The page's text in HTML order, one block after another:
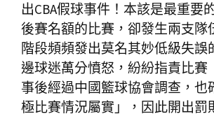
出CBA假球事件！本該是最重要
後賽名額的比賽，卻發生兩支隊
階段頻頻發出莫名其妙低級失誤
邊球迷萬分憤怒，紛紛指責比賽
事後經過中國籃球協會調查，也
極比賽情況屬實」，因此開出罰